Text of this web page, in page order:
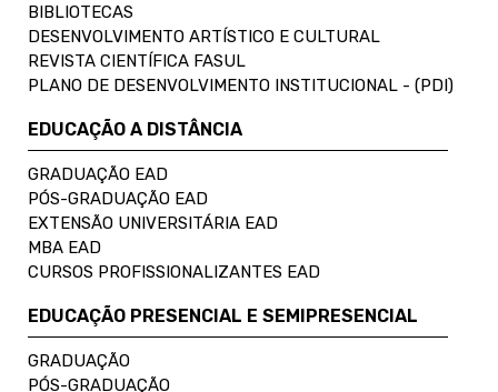
BIBLIOTECAS
DESENVOLVIMENTO ARTÍSTICO E CULTURAL
REVISTA CIENTÍFICA FASUL
PLANO DE DESENVOLVIMENTO INSTITUCIONAL - (PDI)
EDUCAÇÃO A DISTÂNCIA
GRADUAÇÃO EAD
PÓS-GRADUAÇÃO EAD
EXTENSÃO UNIVERSITÁRIA EAD
MBA EAD
CURSOS PROFISSIONALIZANTES EAD
EDUCAÇÃO PRESENCIAL E SEMIPRESENCIAL
GRADUAÇÃO
PÓS-GRADUAÇÃO